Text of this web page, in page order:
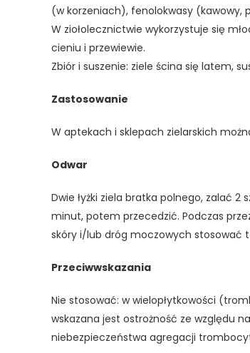
(w korzeniach), fenolokwasy (kawowy,
W ziołolecznictwie wykorzystuje się
cieniu i przewiewie.
Zbiór i suszenie: ziele ścina się latem,
Zastosowanie
W aptekach i sklepach zielarskich
Odwar
Dwie łyżki ziela bratka polnego, zalać
minut, potem przecedzić. Podczas
skóry i/lub dróg moczowych stosować
Przeciwwskazania
Nie stosować: w wielopłytkowości
wskazana jest ostrożność ze względu
niebezpieczeństwa agregacji